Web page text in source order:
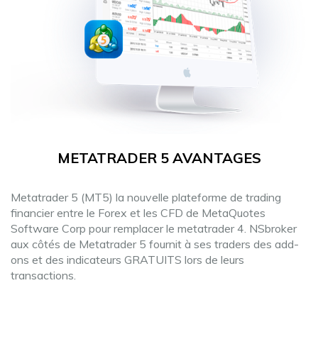
METATRADER 5 AVANTAGES
Metatrader 5 (MT5) la nouvelle plateforme de trading
financier entre le Forex et les CFD de MetaQuotes
Software Corp pour remplacer le metatrader 4. NSbroker
aux côtés de Metatrader 5 fournit à ses traders des add-
ons et des indicateurs GRATUITS lors de leurs
transactions.